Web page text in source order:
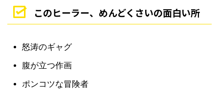
このヒーラー、めんどくさいの面白い所
怒涛のギャグ
腹が立つ作画
ポンコツな冒険者